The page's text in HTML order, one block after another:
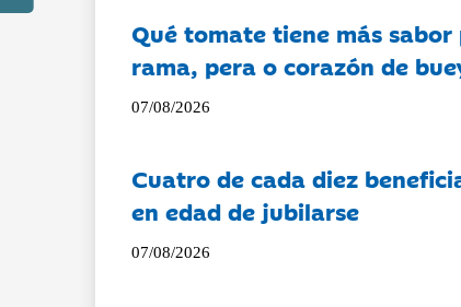
Qué tomate tiene más
rama, pera o corazón de
07/08/2026
Cuatro de cada diez
en edad de jubilarse
07/08/2026